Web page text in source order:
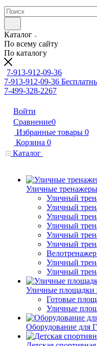
Каталог
По всему сайту
По каталогу
7-913-912-09-36
7-913-912-09-36
7-499-328-2267
Войти
Сравнение0
Избранные товары 0
Корзина 0
Каталог
Уличные тренажеры
Уличный
Уличный
Уличный
Уличный
Уличный
Уличный
Уличный
Уличный
Уличные площадки
Готовые
Уличные
Оборудование для